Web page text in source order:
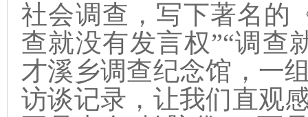
社会调查，写下著名的
查就没有发言权”“调查
才溪乡调查纪念馆，一
访谈记录，让我们直观